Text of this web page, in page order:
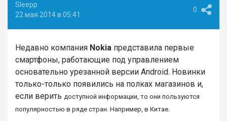
Sleepp
22 мая 2014 в 05:41
0
Недавно компания Nokia представила первые
смартфоны, работающие под управлением
основательно урезанной версии Android. Новинки
только-только появились на полках магазинов и,
если верить доступной информации, то они пользуются
популярностью в ряде стран. Например, в Китае.